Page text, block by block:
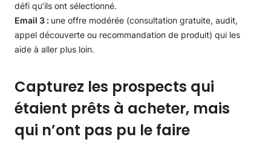
défi qu’ils ont sélectionné.
Email 3 : une offre modérée (consultation gratuite, audit,
appel découverte ou recommandation de produit) qui les
aide à aller plus loin.
Capturez les prospects qui
étaient prêts à acheter, mais
qui n’ont pas pu le faire